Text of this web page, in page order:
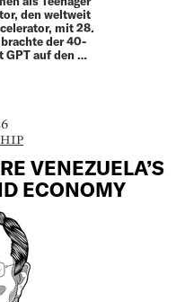
den weltweit
mit 28.
der 40-
GPT auf den …
VENEZUELA’S
ECONOMY